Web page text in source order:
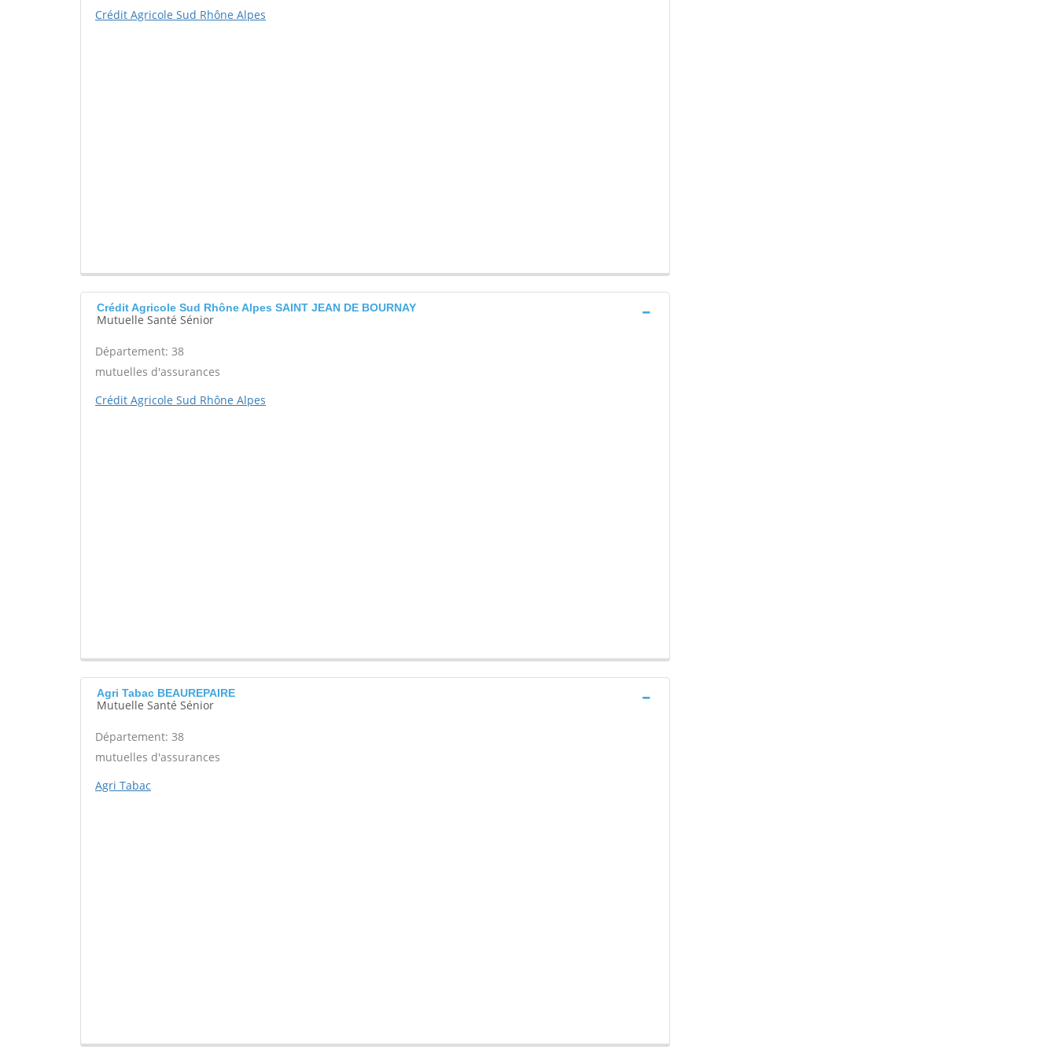
Crédit Agricole Sud Rhône Alpes
Crédit Agricole Sud Rhône Alpes SAINT JEAN DE BOURNAY
Mutuelle Santé Sénior
Département: 38
mutuelles d'assurances
Crédit Agricole Sud Rhône Alpes
Agri Tabac BEAUREPAIRE
Mutuelle Santé Sénior
Département: 38
mutuelles d'assurances
Agri Tabac